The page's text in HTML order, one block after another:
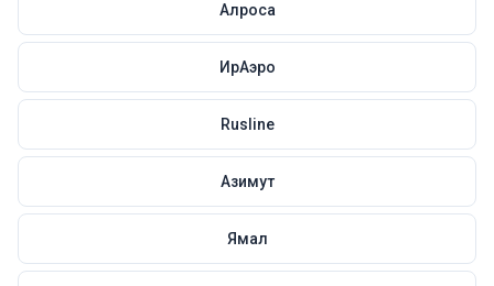
Алроса
ИрАэро
Rusline
Азимут
Ямал